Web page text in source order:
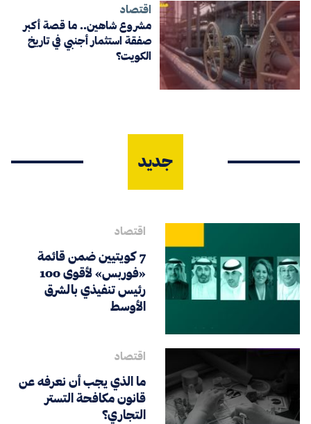
اقتصاد
مشروع شاهين.. ما قصة أكبر
صفقة استثمار أجنبي في تاريخ
الكويت؟
جديد
اقتصاد
7 كويتيين ضمن قائمة
«فوربس» لأقوى 100
رئيس تنفيذي بالشرق
الأوسط
اقتصاد
ما الذي يجب أن نعرفه عن
قانون مكافحة التستر
التجاري؟